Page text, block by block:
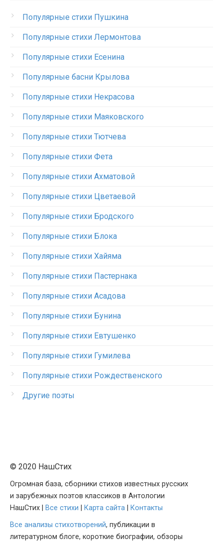
Популярные стихи Пушкина
Популярные стихи Лермонтова
Популярные стихи Есенина
Популярные басни Крылова
Популярные стихи Некрасова
Популярные стихи Маяковского
Популярные стихи Тютчева
Популярные стихи Фета
Популярные стихи Ахматовой
Популярные стихи Цветаевой
Популярные стихи Бродского
Популярные стихи Блока
Популярные стихи Хайяма
Популярные стихи Пастернака
Популярные стихи Асадова
Популярные стихи Бунина
Популярные стихи Евтушенко
Популярные стихи Гумилева
Популярные стихи Рождественского
Другие поэты
© 2020 НашСтих
Огромная база, сборники стихов известных русских
и зарубежных поэтов классиков в Антологии
НашСтих |
Все стихи Карта сайта
Контакты
Все анализы стихотворений, публикации в
литературном блоге, короткие биографии, обзоры